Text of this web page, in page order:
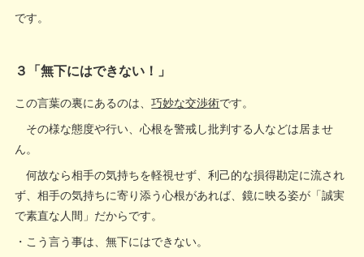
です。
３「無下にはできない！」
この言葉の裏にあるのは、巧妙な交渉術です。
その様な態度や行い、心根を警戒し批判する人などは居ませ
ん。
何故なら相手の気持ちを軽視せず、利己的な損得勘定に流され
ず、相手の気持ちに寄り添う心根があれば、鏡に映る姿が「誠実
で素直な人間」だからです。
・こう言う事は、無下にはできない。